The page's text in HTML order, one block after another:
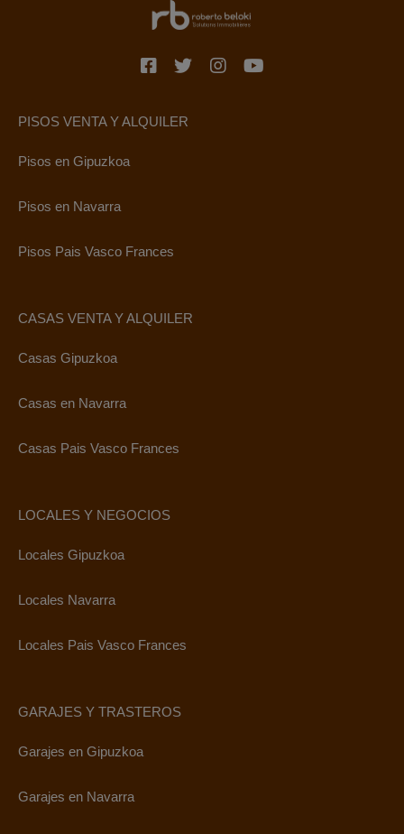
PISOS VENTA Y ALQUILER
Pisos en Gipuzkoa
Pisos en Navarra
Pisos Pais Vasco Frances
CASAS VENTA Y ALQUILER
Casas Gipuzkoa
Casas en Navarra
Casas Pais Vasco Frances
LOCALES Y NEGOCIOS
Locales Gipuzkoa
Locales Navarra
Locales Pais Vasco Frances
GARAJES Y TRASTEROS
Garajes en Gipuzkoa
Garajes en Navarra